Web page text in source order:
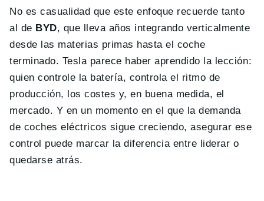
No es casualidad que este enfoque recuerde tanto
al de BYD, que lleva años integrando verticalmente
desde las materias primas hasta el coche
terminado. Tesla parece haber aprendido la lección:
quien controle la batería, controla el ritmo de
producción, los costes y, en buena medida, el
mercado. Y en un momento en el que la demanda
de coches eléctricos sigue creciendo, asegurar ese
control puede marcar la diferencia entre liderar o
quedarse atrás.